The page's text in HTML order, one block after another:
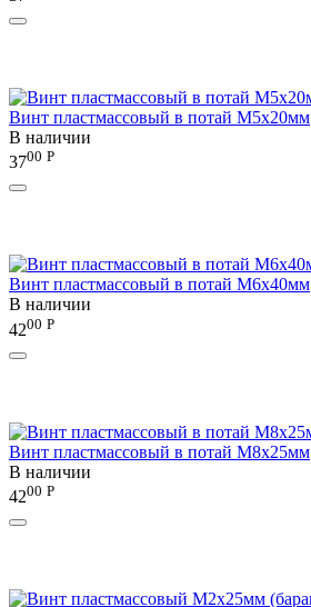
Винт пластмассовый в потай М5х20мм
В наличии
3700 Р
Винт пластмассовый в потай М6х40мм
В наличии
4200 Р
Винт пластмассовый в потай М8х25мм
В наличии
4200 Р